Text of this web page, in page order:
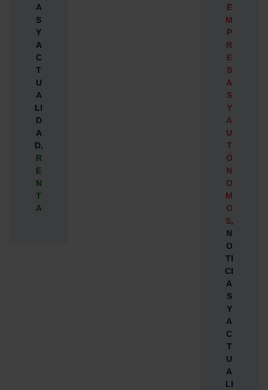
A
S
Y
A
C
T
U
A
LI
D
A
D,
R
E
N
T
A
E
M
P
R
E
S
A
S
Y
A
U
T
Ó
N
O
M
O
S,
N
O
TI
CI
A
S
Y
A
C
T
U
A
LI